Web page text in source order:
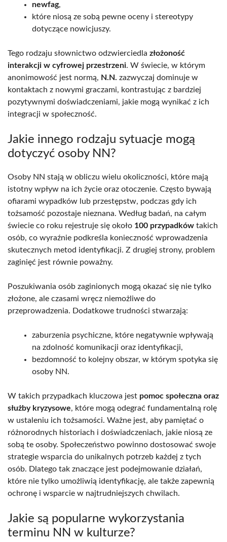
newfag,
które niosą ze sobą pewne oceny i stereotypy
dotyczące nowicjuszy.
Tego rodzaju słownictwo odzwierciedla złożoność
interakcji w cyfrowej przestrzeni. W świecie, w którym
anonimowość jest normą, N.N. zazwyczaj dominuje w
kontaktach z nowymi graczami, kontrastując z bardziej
pozytywnymi doświadczeniami, jakie mogą wynikać z ich
integracji w społeczność.
Jakie innego rodzaju sytuacje mogą
dotyczyć osoby NN?
Osoby NN stają w obliczu wielu okoliczności, które mają
istotny wpływ na ich życie oraz otoczenie. Często bywają
ofiarami wypadków lub przestępstw, podczas gdy ich
tożsamość pozostaje nieznana. Według badań, na całym
świecie co roku rejestruje się około 100 przypadków takich
osób, co wyraźnie podkreśla konieczność wprowadzenia
skutecznych metod identyfikacji. Z drugiej strony, problem
zaginięć jest równie poważny.
Poszukiwania osób zaginionych mogą okazać się nie tylko
złożone, ale czasami wręcz niemożliwe do
przeprowadzenia. Dodatkowe trudności stwarzają:
zaburzenia psychiczne, które negatywnie wpływają
na zdolność komunikacji oraz identyfikacji,
bezdomność to kolejny obszar, w którym spotyka się
osoby NN.
W takich przypadkach kluczowa jest pomoc społeczna oraz
służby kryzysowe, które mogą odegrać fundamentalną rolę
w ustaleniu ich tożsamości. Ważne jest, aby pamiętać o
różnorodnych historiach i doświadczeniach, jakie niosą ze
sobą te osoby. Społeczeństwo powinno dostosować swoje
strategie wsparcia do unikalnych potrzeb każdej z tych
osób. Dlatego tak znaczące jest podejmowanie działań,
które nie tylko umożliwią identyfikację, ale także zapewnią
ochronę i wsparcie w najtrudniejszych chwilach.
Jakie są popularne wykorzystania
terminu NN w kulturze?